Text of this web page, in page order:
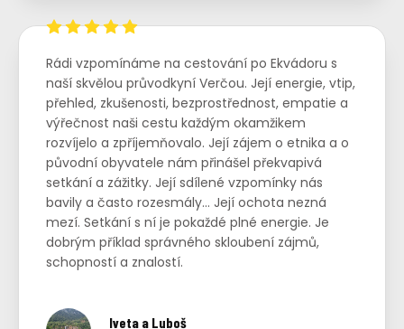
Rádi vzpomínáme na cestování po Ekvádoru s
naší skvělou průvodkyní Verčou. Její energie, vtip,
přehled, zkušenosti, bezprostřednost, empatie a
výřečnost naši cestu každým okamžikem
rozvíjelo a zpříjemňovalo. Její zájem o etnika a o
původní obyvatele nám přinášel překvapivá
setkání a zážitky. Její sdílené vzpomínky nás
bavily a často rozesmály... Její ochota nezná
mezí. Setkání s ní je pokaždé plné energie. Je
dobrým příklad správného skloubení zájmů,
schopností a znalostí.
Iveta a Luboš